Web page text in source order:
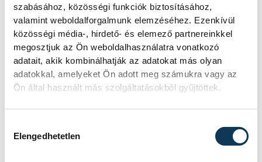
szabásához, közösségi funkciók biztosításához,
valamint weboldalforgalmunk elemzéséhez. Ezenkívül
közösségi média-, hirdető- és elemező partnereinkkel
megosztjuk az Ön weboldalhasználatra vonatkozó
adatait, akik kombinálhatják az adatokat más olyan
adatokkal, amelyeket Ön adott meg számukra vagy az
Ön által használt más szolgáltatásokból gyűjtöttek.
Elengedhetetlen
és egy világklasszis.
Rossi két fiatalról hosszabban is beszélt
újságírói kérdésre. A két gólpasszt adó
Szűcs Tamásnak szerinte nagyon jó
debreceni középpályás fejlődik azokban a